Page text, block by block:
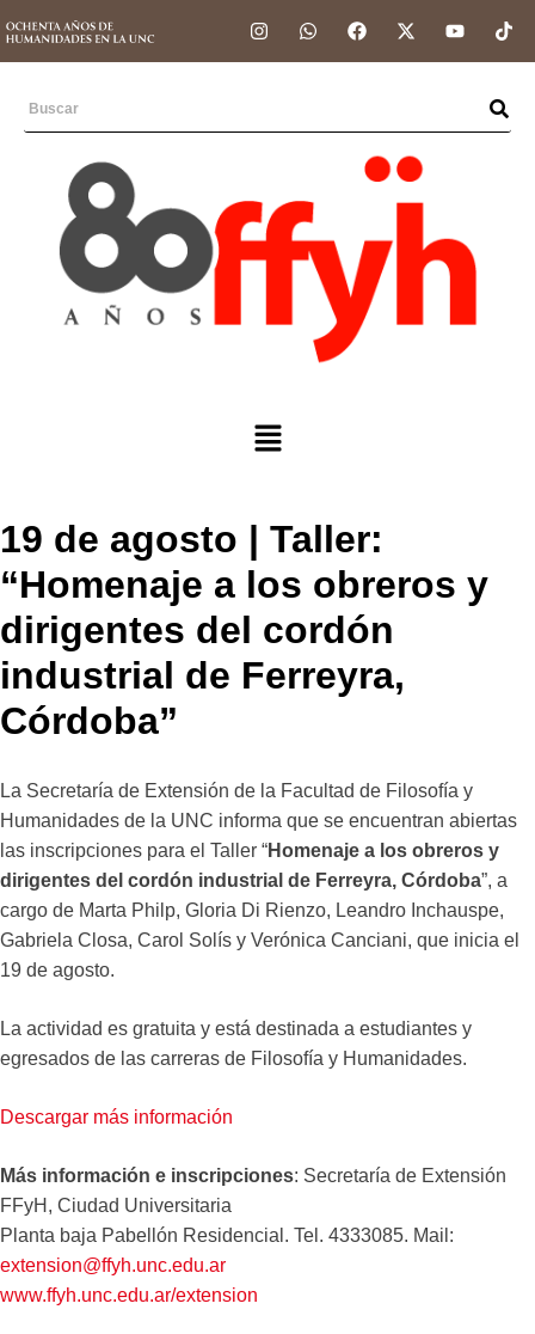
19 de agosto | Taller:
“Homenaje a los obreros y
dirigentes del cordón
industrial de Ferreyra,
Córdoba”
La Secretaría de Extensión de la Facultad de Filosofía y
Humanidades de la UNC informa que se encuentran abiertas
las inscripciones para el Taller “Homenaje a los obreros y
dirigentes del cordón industrial de Ferreyra, Córdoba”, a
cargo de Marta Philp, Gloria Di Rienzo, Leandro Inchauspe,
Gabriela Closa, Carol Solís y Verónica Canciani, que inicia el
19 de agosto.
La actividad es gratuita y está destinada a estudiantes y
egresados de las carreras de Filosofía y Humanidades.
Descargar más información
Más información e inscripciones: Secretaría de Extensión
FFyH, Ciudad Universitaria
Planta baja Pabellón Residencial. Tel. 4333085. Mail:
extension@ffyh.unc.edu.ar
www.ffyh.unc.edu.ar/extension